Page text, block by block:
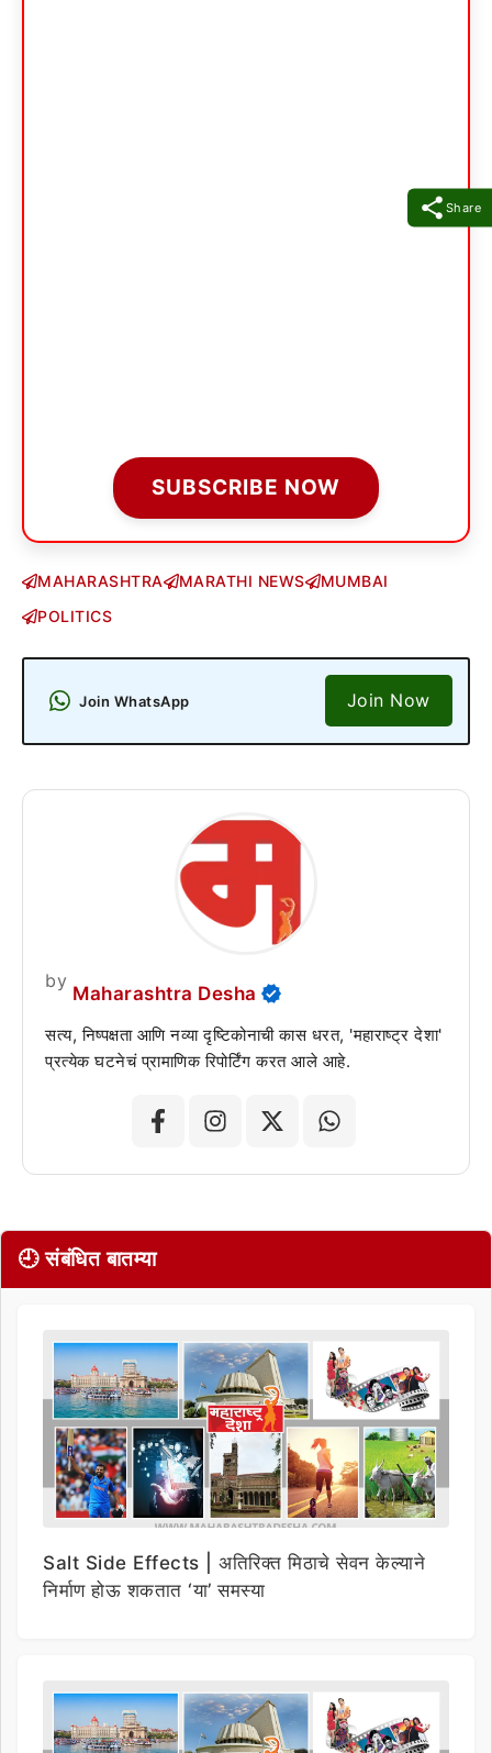
Share
SUBSCRIBE NOW
MAHARASHTRA MARATHI NEWS
MUMBAI
POLITICS
Join WhatsApp Join Now
by
Maharashtra Desha
सत्य, निष्पक्षता आणि नव्या दृष्टिकोनाची कास धरत, 'महाराष्ट्र देशा'
प्रत्येक घटनेचं प्रामाणिक रिपोर्टिंग करत आले आहे.
🕘 संबंधित बातम्या
Salt Side Effects | अतिरिक्त मिठाचे सेवन केल्याने
निर्माण होऊ शकतात ‘या’ समस्या